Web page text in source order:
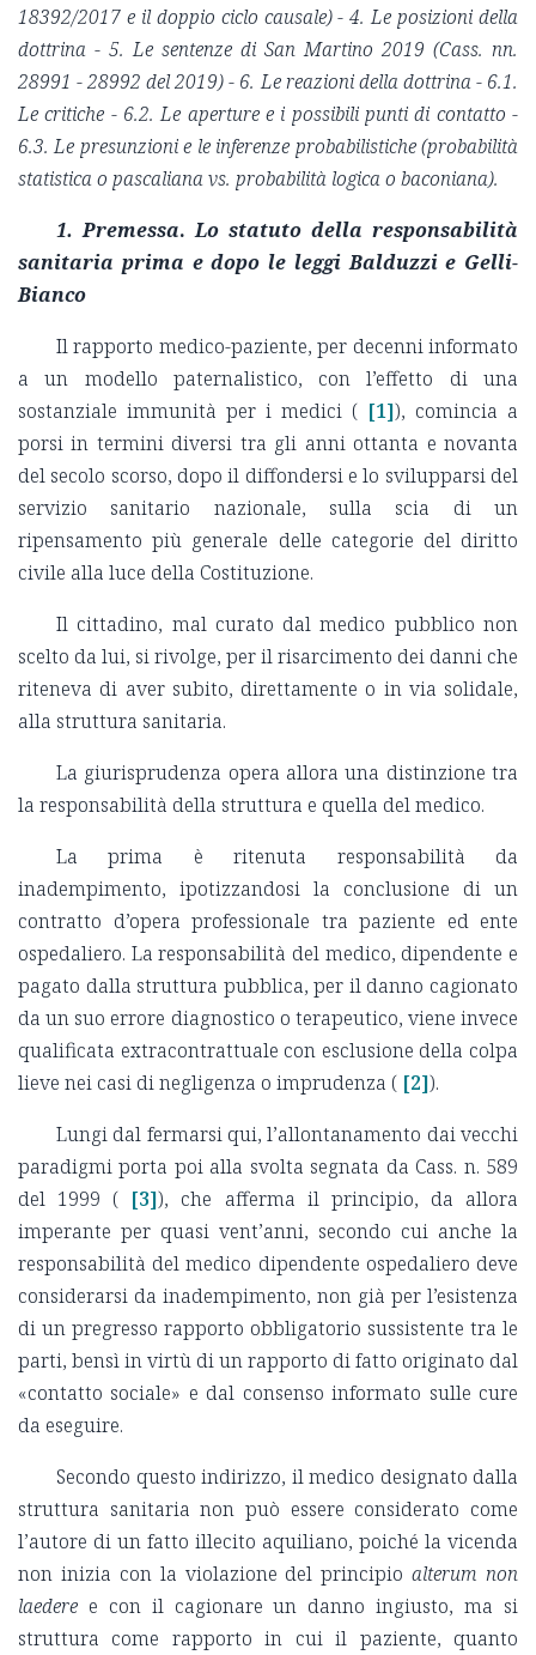
18392/2017 e il doppio ciclo causale) - 4. Le posizioni della
dottrina - 5. Le sentenze di San Martino 2019 (Cass. nn.
28991 - 28992 del 2019) - 6. Le reazioni della dottrina - 6.1.
Le critiche - 6.2. Le aperture e i possibili punti di contatto -
6.3. Le presunzioni e le inferenze probabilistiche (probabilità
statistica o pascaliana vs. probabilità logica o baconiana).
1. Premessa.Lo statuto della responsabilità
sanitaria prima e dopo le leggi Balduzzi e Gelli-
Bianco
Il rapporto medico-paziente, per decenni informato
a un modello paternalistico, con l’effetto di una
sostanziale immunità per i medici ( [1]), comincia a
porsi in termini diversi tra gli anni ottanta e novanta
del secolo scorso, dopo il diffondersi e lo svilupparsi del
servizio sanitario nazionale, sulla scia di un
ripensamento più generale delle categorie del diritto
civile alla luce della Costituzione.
Il cittadino, mal curato dal medico pubblico non
scelto da lui, si rivolge, per il risarcimento dei danni che
riteneva di aver subito, direttamente o in via solidale,
alla struttura sanitaria.
La giurisprudenza opera allora una distinzione tra
la responsabilità della struttura e quella del medico.
La prima è ritenuta responsabilità da
inadempimento, ipotizzandosi la conclusione di un
contratto d’opera professionale tra paziente ed ente
ospedaliero. La responsabilità del medico, dipendente e
pagato dalla struttura pubblica, per il danno cagionato
da un suo errore diagnostico o terapeutico, viene invece
qualificata extracontrattuale con esclusione della colpa
lieve nei casi di negligenza o imprudenza ( [2]).
Lungi dal fermarsi qui, l’allontanamento dai vecchi
paradigmi porta poi alla svolta segnata da Cass. n. 589
del 1999 ( [3]), che afferma il principio, da allora
imperante per quasi vent’anni, secondo cui anche la
responsabilità del medico dipendente ospedaliero deve
considerarsi da inadempimento, non già per l’esistenza
di un pregresso rapporto obbligatorio sussistente tra le
parti, bensì in virtù di un rapporto di fatto originato dal
«contatto sociale» e dal consenso informato sulle cure
da eseguire.
Secondo questo indirizzo, il medico designato dalla
struttura sanitaria non può essere considerato come
l’autore di un fatto illecito aquiliano, poiché la vicenda
non inizia con la violazione del principioalterum non
laedere e con il cagionare un danno ingiusto, ma si
struttura come rapporto in cui il paziente, quanto